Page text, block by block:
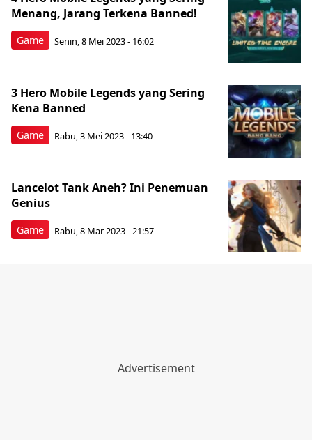
Game
Menang, Jarang Terkena Banned!
Senin, 8 Mei 2023 - 16:02
Game
3 Hero Mobile Legends yang Sering
Kena Banned
Rabu, 3 Mei 2023 - 13:40
Game
Lancelot Tank Aneh? Ini Penemuan
Genius
Rabu, 8 Mar 2023 - 21:57